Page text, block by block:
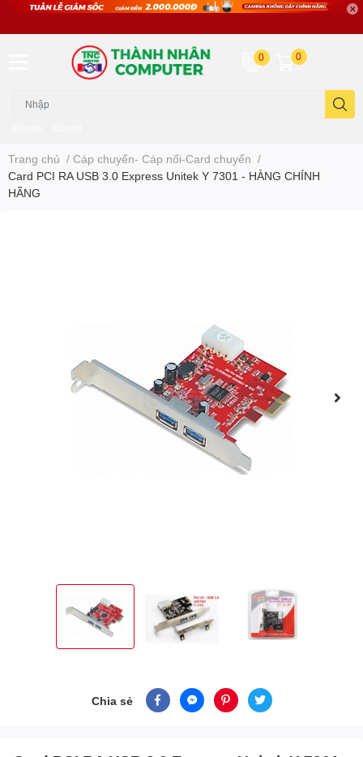
0 0
Trang chủ / Cáp chuyển- Cáp nối-Card chuyển /
Card PCI RA USB 3.0 Express Unitek Y 7301 - HÀNG CHÍNH
HÃNG
Chia sẻ